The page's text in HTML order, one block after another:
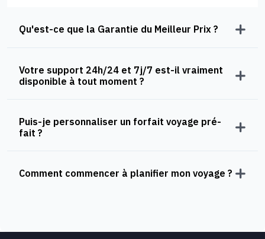
Qu'est-ce que la Garantie du Meilleur Prix ?
Votre support 24h/24 et 7j/7 est-il vraiment
disponible à tout moment ?
Puis-je personnaliser un forfait voyage pré-
fait ?
Comment commencer à planifier mon voyage ?